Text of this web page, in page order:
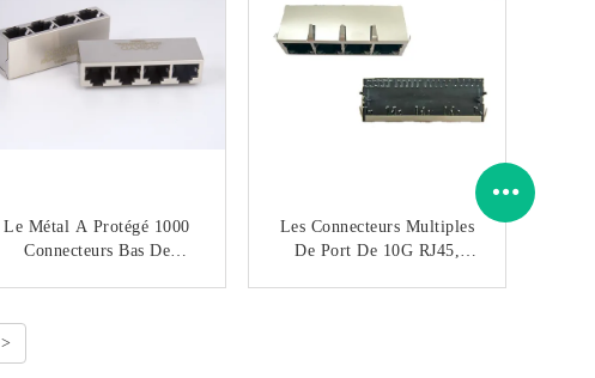
Le Métal A Protégé 1000
Connecteurs Bas De
Les Connecteurs Multiples
De Port De 10G RJ45,
>